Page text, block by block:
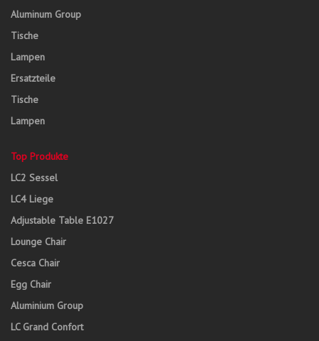
Aluminum Group
Tische
Lampen
Ersatzteile
Tische
Lampen
Top Produkte
LC2 Sessel
LC4 Liege
Adjustable Table E1027
Lounge Chair
Cesca Chair
Egg Chair
Aluminium Group
LC Grand Confort